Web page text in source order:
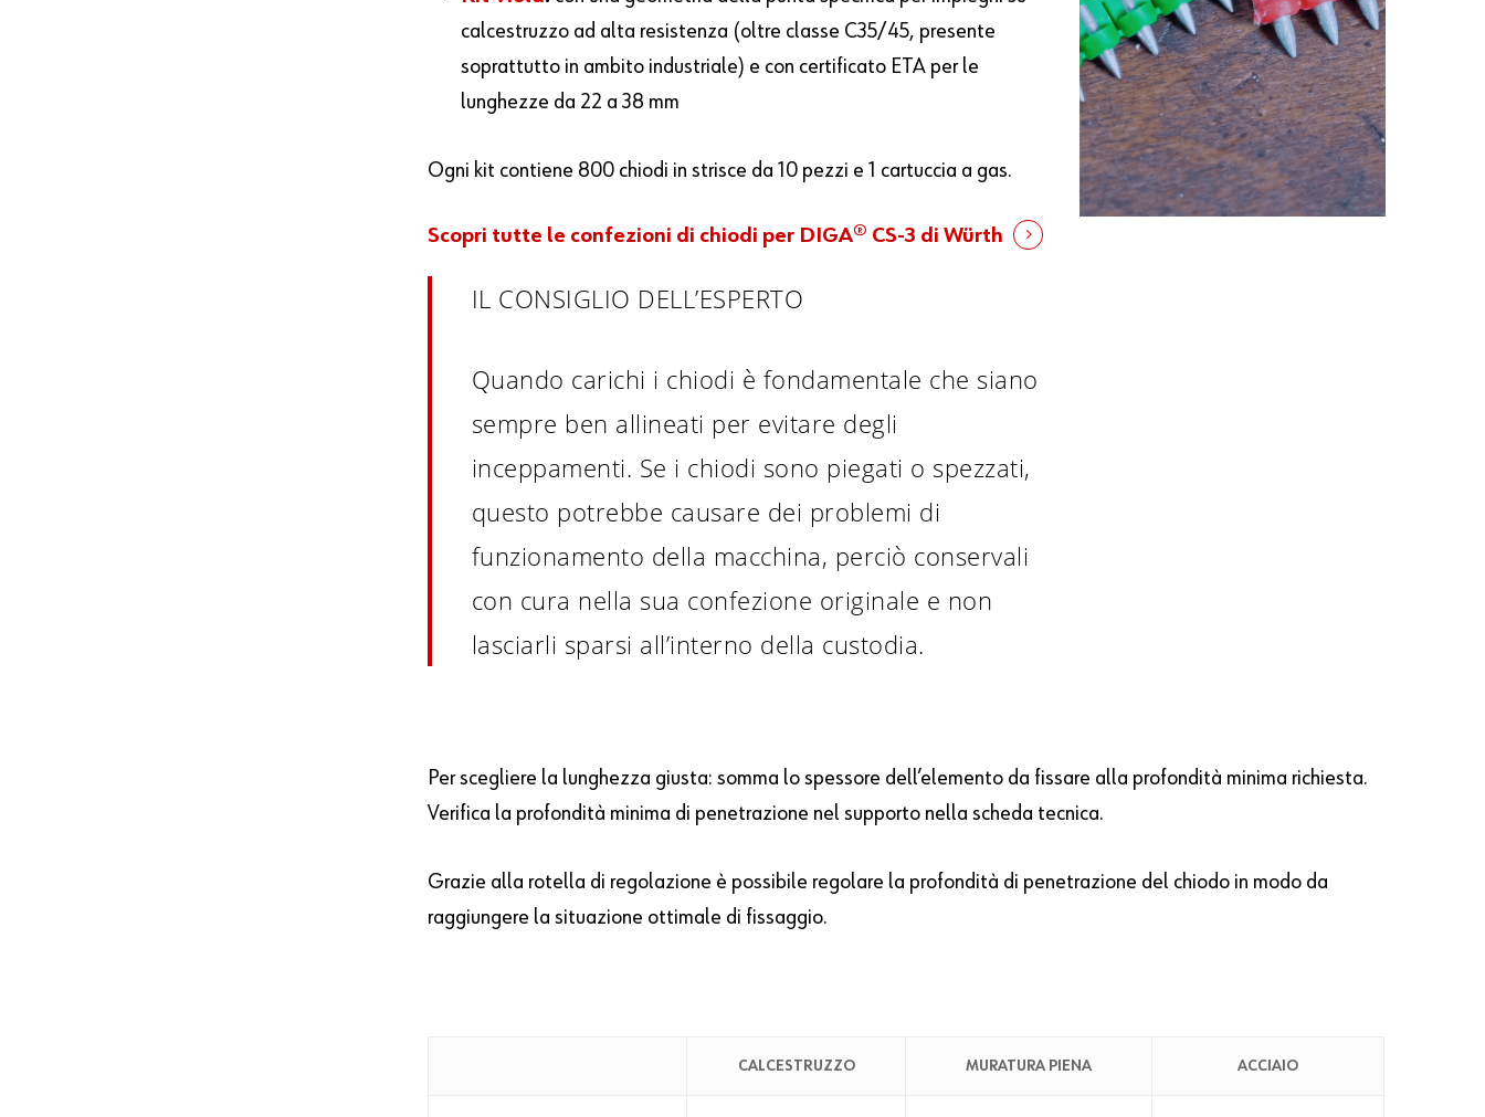
calcestruzzo ad alta resistenza (oltre classe C35/45, presente
soprattutto in ambito industriale) e con certificato ETA per le
lunghezze da 22 a 38 mm
Ogni kit contiene 800 chiodi in strisce da 10 pezzi e 1 cartuccia a gas.
Scopri tutte le confezioni di chiodi per DIGA® CS-3 di Würth
IL CONSIGLIO DELL’ESPERTO
Quando carichi i chiodi è fondamentale che siano
sempre ben allineati per evitare degli
inceppamenti. Se i chiodi sono piegati o spezzati,
questo potrebbe causare dei problemi di
funzionamento della macchina, perciò conservali
con cura nella sua confezione originale e non
lasciarli sparsi all’interno della custodia.
Per scegliere la lunghezza giusta: somma lo spessore dell’elemento da fissare alla profondità minima richiesta.
Verifica la profondità minima di penetrazione nel supporto nella scheda tecnica.
Grazie alla rotella di regolazione è possibile regolare la profondità di penetrazione del chiodo in modo da
raggiungere la situazione ottimale di fissaggio.
CALCESTRUZZO MURATURA PIENA ACCIAIO